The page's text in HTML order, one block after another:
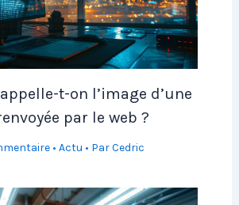
t-on l’image d’une
par le web ?
• Actu • ParCedric